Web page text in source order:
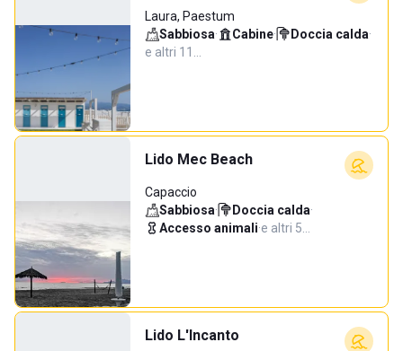
Laura, Paestum
Sabbiosa· Cabine· Doccia calda·
e altri 11…
Lido Mec Beach
Capaccio
Sabbiosa· Doccia calda·
Accesso animali·e altri 5…
Lido L'Incanto